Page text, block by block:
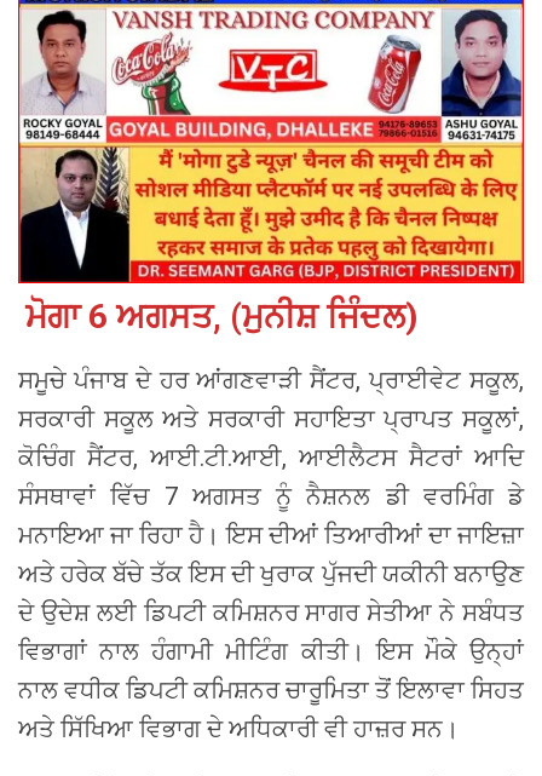
ਮੋਗਾ 6 ਅਗਸਤ, (ਮੁਨੀਸ਼ ਜਿੰਦਲ)
ਸਮੂਚੇ ਪੰਜਾਬ ਦੇ ਹਰ ਆਂਗਣਵਾੜੀ ਸੈਂਟਰ, ਪ੍ਰਾਈਵੇਟ ਸਕੂਲ,
ਸਰਕਾਰੀ ਸਕੂਲ ਅਤੇ ਸਰਕਾਰੀ ਸਹਾਇਤਾ ਪ੍ਰਾਪਤ ਸਕੂਲਾਂ,
ਕੋਚਿੰਗ ਸੈਂਟਰ, ਆਈ.ਟੀ.ਆਈ, ਆਈਲੈਟਸ ਸੈਟਰਾਂ ਆਦਿ
ਸੰਸਥਾਵਾਂ ਵਿੱਚ 7 ਅਗਸਤ ਨੂੰ ਨੈਸ਼ਨਲ ਡੀ ਵਰਮਿੰਗ ਡੇ
ਮਨਾਇਆ ਜਾ ਰਿਹਾ ਹੈ। ਇਸ ਦੀਆਂ ਤਿਆਰੀਆਂ ਦਾ ਜਾਇਜ਼ਾ
ਅਤੇ ਹਰੇਕ ਬੱਚੇ ਤੱਕ ਇਸ ਦੀ ਖੁਰਾਕ ਪੁੱਜਦੀ ਯਕੀਨੀ ਬਨਾਉਣ
ਦੇ ਉਦੇਸ਼ ਲਈ ਡਿਪਟੀ ਕਮਿਸ਼ਨਰ ਸਾਗਰ ਸੇਤੀਆ ਨੇ ਸਬੰਧਤ
ਵਿਭਾਗਾਂ ਨਾਲ ਹੰਗਾਮੀ ਮੀਟਿੰਗ ਕੀਤੀ। ਇਸ ਮੌਕੇ ਉਨ੍ਹਾਂ
ਨਾਲ ਵਧੀਕ ਡਿਪਟੀ ਕਮਿਸ਼ਨਰ ਚਾਰੂਮਿਤਾ ਤੋਂ ਇਲਾਵਾ ਸਿਹਤ
ਅਤੇ ਸਿੱਖਿਆ ਵਿਭਾਗ ਦੇ ਅਧਿਕਾਰੀ ਵੀ ਹਾਜ਼ਰ ਸਨ।